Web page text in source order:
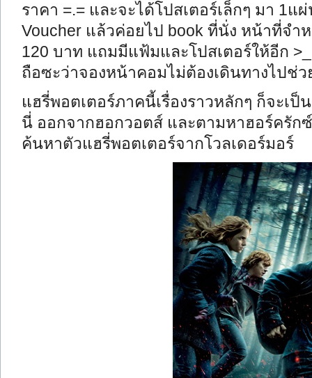
ราคา =.= และจะได้โปสเตอร์เล็กๆ มา 1
Voucher แล้วค่อยไป book ที่นั่ง หน้าที่จำ
120 บาท แถมมีแฟ้มและโปสเตอร์ให้อีก
ถือซะว่าจองหน้าคอมไม่ต้องเดินทางไปช่
แฮรี่พอตเตอร์ภาคนี้เรื่องราวหลักๆ ก็จะเป็
นี่ ออกจากฮอกวอตส์ และตามหาฮอร์ครัก
ค้นหาตัวแฮรี่พอตเตอร์จากโวลเดอร์มอร์